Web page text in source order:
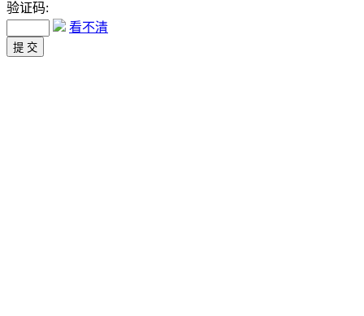
验证码:
看不清